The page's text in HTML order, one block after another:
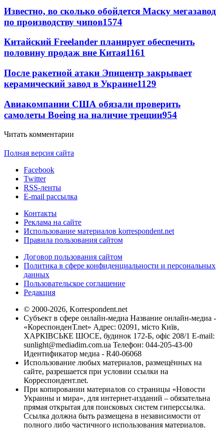
Известно, во сколько обойдется Маску мегазавод
по производству чипов1574
Китайский Freelander планирует обеспечить
половину продаж вне Китая1161
После ракетной атаки Эпицентр закрывает
керамический завод в Украине1129
Авиакомпании США обязали проверить
самолеты Boeing на наличие трещин954
Читать комментарии
Полная версия сайта
Facebook
Twitter
RSS-ленты
E-mail рассылка
Контакты
Реклама на сайте
Использование материалов korrespondent.net
Правила пользования сайтом
Договор пользования сайтом
Политика в сфере конфиденциальности и персональных
данных
Пользовательское соглашение
Редакция
© 2000-2026, Korrespondent.net
Субъект в сфере онлайн-медиа Название онлайн-медиа -
«КореспонденТ.net» Адрес: 02091, місто Київ,
ХАРКІВСЬКЕ ШОСЕ, будинок 172-Б, офіс 208/1 E-mail:
sunlight@mediadim.com.ua Телефон: 044-205-43-00
Идентификатор медиа - R40-06068
Использование любых материалов, размещённых на
сайте, разрешается при условии ссылки на
Корреспондент.net.
При копировании материалов со страницы «Новости
Украины и мира», для интернет-изданий – обязательна
прямая открытая для поисковых систем гиперссылка.
Ссылка должна быть размещена в независимости от
полного либо частичного использования материалов.